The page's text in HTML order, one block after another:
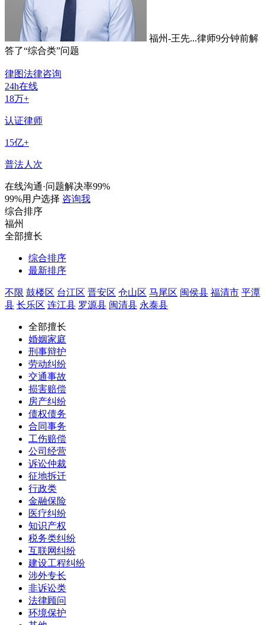
福州-王先...律师9分钟前解
答了“综合类”问题
律图法律咨询
24h在线
18万+
认证律师
15亿+
普法人次
在线沟通·问题解决率99%
99%用户选择 咨询我
综合排序
福州
全部擅长
综合排序
最新排序
不限 鼓楼区 台江区 晋安区 仓山区 马尾区 闽侯县 福清市 平潭
县 长乐区 连江县 罗源县 闽清县 永泰县
全部擅长
婚姻家庭
刑事辩护
劳动纠纷
交通事故
损害赔偿
房产纠纷
债权债务
合同事务
工伤赔偿
公司经营
诉讼仲裁
征地拆迁
行政类
金融保险
医疗纠纷
知识产权
税务类纠纷
互联网纠纷
建设工程纠纷
涉外专长
非诉讼类
法律顾问
环境保护